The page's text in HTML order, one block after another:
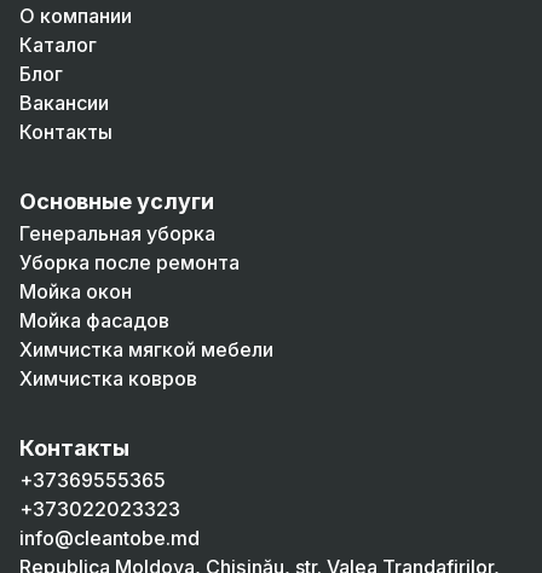
О компании
Каталог
Блог
Вакансии
Контакты
Основные услуги
Генеральная уборка
Уборка после ремонта
Мойка окон
Мойка фасадов
Химчистка мягкой мебели
Химчистка ковров
Контакты
+37369555365
+373022023323
info@cleantobe.md
Republica Moldova, Chișinău, str. Valea Trandafirilor,